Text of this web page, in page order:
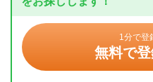
1分で登
無料で登